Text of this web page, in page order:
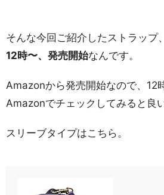
そんな今回ご紹介したストラップ、
12時〜、発売開始なんです。
Amazonから発売開始なので、12
Amazonでチェックしてみると良
スリーブタイプはこちら。